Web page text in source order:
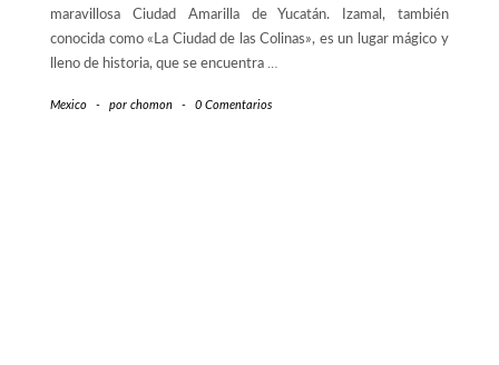
maravillosa Ciudad Amarilla de Yucatán. Izamal, también
conocida como «La Ciudad de las Colinas», es un lugar mágico y
lleno de historia, que se encuentra …
Mexico - por chomon - 0 Comentarios